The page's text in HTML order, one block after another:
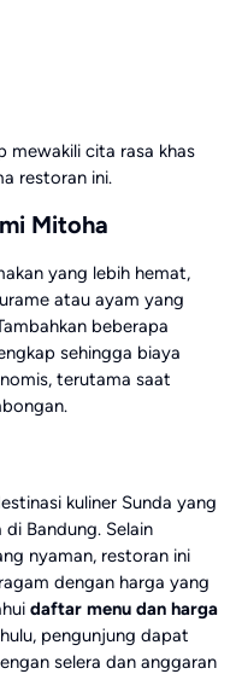
mewakili cita rasa khas
restoran ini.
Mitoha
yang lebih hemat,
atau ayam yang
beberapa
sehingga biaya
terutama saat
kuliner Sunda yang
Bandung. Selain
nyaman, restoran ini
dengan harga yang
daftar menu dan harga
pengunjung dapat
selera dan anggaran